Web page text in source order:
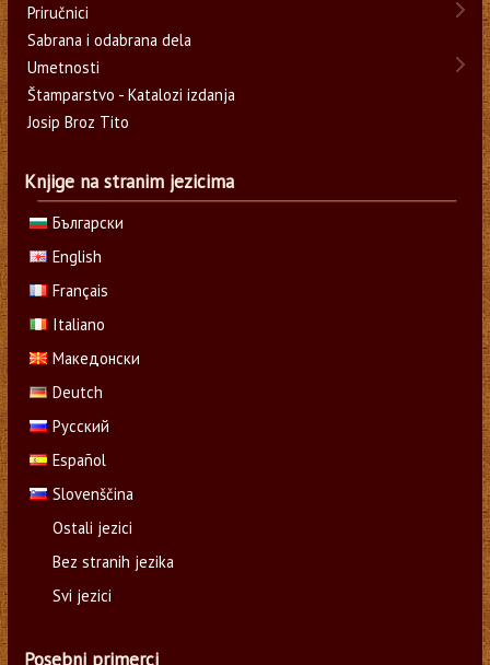
Priručnici
Sabrana i odabrana dela
Umetnosti
Štamparstvo - Katalozi izdanja
Josip Broz Tito
Knjige na stranim jezicima
Български
English
Français
Italiano
Македонски
Deutch
Русский
Español
Slovenščina
Ostali jezici
Bez stranih jezika
Svi jezici
Posebni primerci